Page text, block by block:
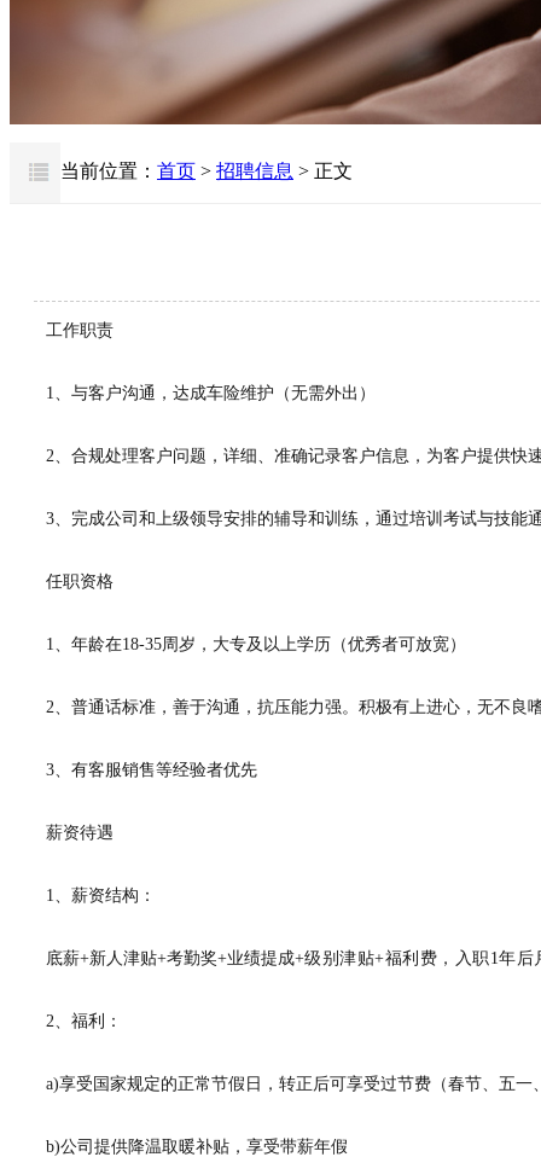
当前位置： 首页 > 招聘信息 > 正文
工作职责
1、与客户沟通，达成车险维护（无需外出）
2、合规处理客户问题，详细、准确记录客户信息，为客户提供快
3、完成公司和上级领导安排的辅导和训练，通过培训考试与技能
任职资格
1、年龄在18-35周岁，大专及以上学历（优秀者可放宽）
2、普通话标准，善于沟通，抗压能力强。积极有上进心，无不良
3、有客服销售等经验者优先
薪资待遇
1、薪资结构：
底薪+新人津贴+考勤奖+业绩提成+级别津贴+福利费，入职1年后
2、福利：
a)享受国家规定的正常节假日，转正后可享受过节费（春节、五一
b)公司提供降温取暖补贴，享受带薪年假